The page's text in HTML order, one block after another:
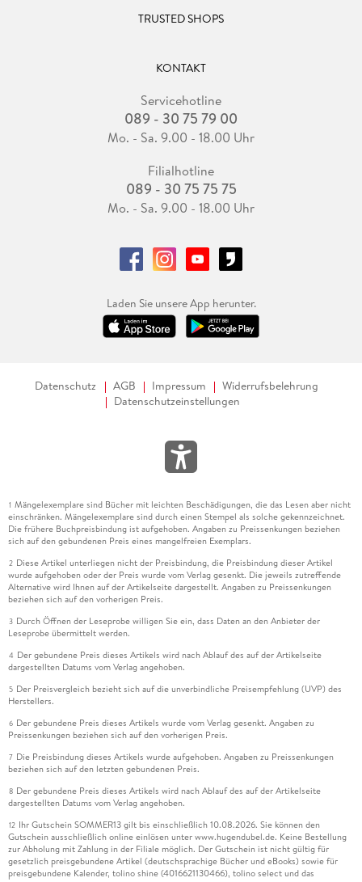
TRUSTED SHOPS
KONTAKT
Servicehotline
089 - 30 75 79 00
Mo. - Sa. 9.00 - 18.00 Uhr
Filialhotline
089 - 30 75 75 75
Mo. - Sa. 9.00 - 18.00 Uhr
Laden Sie unsere App herunter.
Datenschutz AGB Impressum
Widerrufsbelehrung
Datenschutzeinstellungen
1 Mängelexemplare sind Bücher mit leichten Beschädigungen, die das Lesen aber nicht
einschränken. Mängelexemplare sind durch einen Stempel als solche gekennzeichnet.
Die frühere Buchpreisbindung ist aufgehoben. Angaben zu Preissenkungen beziehen
sich auf den gebundenen Preis eines mangelfreien Exemplars.
2 Diese Artikel unterliegen nicht der Preisbindung, die Preisbindung dieser Artikel
wurde aufgehoben oder der Preis wurde vom Verlag gesenkt. Die jeweils zutreffende
Alternative wird Ihnen auf der Artikelseite dargestellt. Angaben zu Preissenkungen
beziehen sich auf den vorherigen Preis.
3 Durch Öffnen der Leseprobe willigen Sie ein, dass Daten an den Anbieter der
Leseprobe übermittelt werden.
4 Der gebundene Preis dieses Artikels wird nach Ablauf des auf der Artikelseite
dargestellten Datums vom Verlag angehoben.
5 Der Preisvergleich bezieht sich auf die unverbindliche Preisempfehlung (UVP) des
Herstellers.
6 Der gebundene Preis dieses Artikels wurde vom Verlag gesenkt. Angaben zu
Preissenkungen beziehen sich auf den vorherigen Preis.
7 Die Preisbindung dieses Artikels wurde aufgehoben. Angaben zu Preissenkungen
beziehen sich auf den letzten gebundenen Preis.
8 Der gebundene Preis dieses Artikels wird nach Ablauf des auf der Artikelseite
dargestellten Datums vom Verlag angehoben.
12 Ihr Gutschein SOMMER13 gilt bis einschließlich 10.08.2026. Sie können den
Gutschein ausschließlich online einlösen unter www.hugendubel.de. Keine Bestellung
zur Abholung mit Zahlung in der Filiale möglich. Der Gutschein ist nicht gültig für
gesetzlich preisgebundene Artikel (deutschsprachige Bücher und eBooks) sowie für
preisgebundene Kalender, tolino shine (4016621130466), tolino select und das